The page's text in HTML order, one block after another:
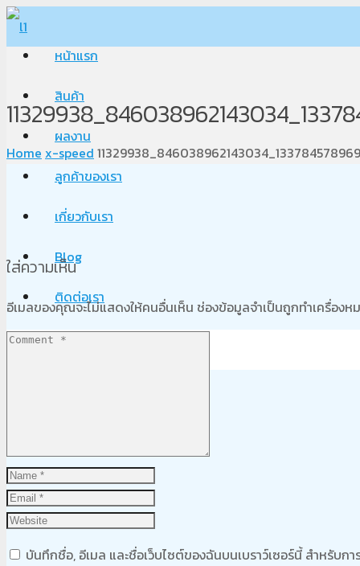
หน้าแรก
สินค้า
ผลงาน
ลูกค้าของเรา
เกี่ยวกับเรา
Blog
ติดต่อเรา
Home x-speed
ใส่ความเห็น
อีเมลของคุณจะไม่แสดงให้คนอื่นเห็น ช่องข้อมูลจำเป็นถูกทำเครื่องห
บันทึกชื่อ, อีเมล และชื่อเว็บไซต์ของฉันบนเบราว์เซอร์นี้ สำหรับก